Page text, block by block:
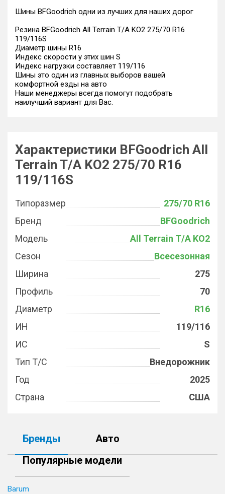
Шины BFGoodrich одни из лучших для наших дорог
Резина BFGoodrich All Terrain T/A KO2 275/70 R16
119/116S
Диаметр шины R16
Индекс скорости у этих шин S
Индекс нагрузки составляет 119/116
Шины это один из главных выборов вашей
комфортной езды на авто
Наши менеджеры всегда помогут подобрать
наилучший вариант для Вас.
Характеристики BFGoodrich All
Terrain T/A KO2 275/70 R16
119/116S
Типоразмер
275/70 R16
Бренд
BFGoodrich
Модель
All Terrain T/A KO2
Сезон
Всесезонная
Ширина
275
Профиль
70
Диаметр
R16
ИН
119/116
ИС
S
Тип Т/С
Внедорожник
Год
2025
Страна
США
Бренды
Авто
Популярные модели
Barum